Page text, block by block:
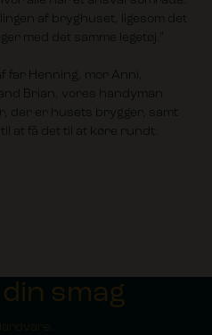
af bryghuset, ligesom det
med det samme legetøj.”
far Henning, mor Anni,
Brian, vores handyman
der er husets brygger, samt
at få det til at køre rundt.
smag